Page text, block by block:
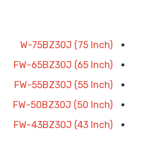
W-75BZ30J (75 Inch)
FW-65BZ30J (65 Inch)
FW-55BZ30J (55 Inch)
FW-50BZ30J (50 Inch)
FW-43BZ30J (43 Inch)